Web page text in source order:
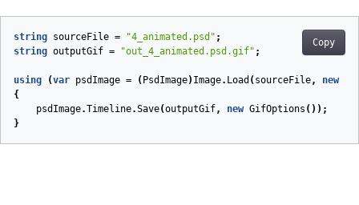
Copy
string sourceFile = "4_animated.psd" ;
string outputGif = "out_4_animated.psd.gif" ;
using (var psdImage = ( PsdImage) Image. Load ( sourceFile, new
{
psdImage.Timeline.Save(outputGif, new GifOptions ());
}